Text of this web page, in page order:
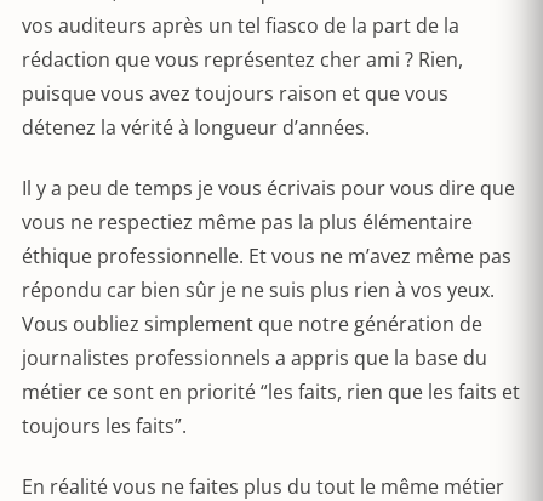
vos auditeurs après un tel fiasco de la part de la
rédaction que vous représentez cher ami ? Rien,
puisque vous avez toujours raison et que vous
détenez la vérité à longueur d’années.
Il y a peu de temps je vous écrivais pour vous dire que
vous ne respectiez même pas la plus élémentaire
éthique professionnelle. Et vous ne m’avez même pas
répondu car bien sûr je ne suis plus rien à vos yeux.
Vous oubliez simplement que notre génération de
journalistes professionnels a appris que la base du
métier ce sont en priorité “les faits, rien que les faits et
toujours les faits”.
En réalité vous ne faites plus du tout le même métier